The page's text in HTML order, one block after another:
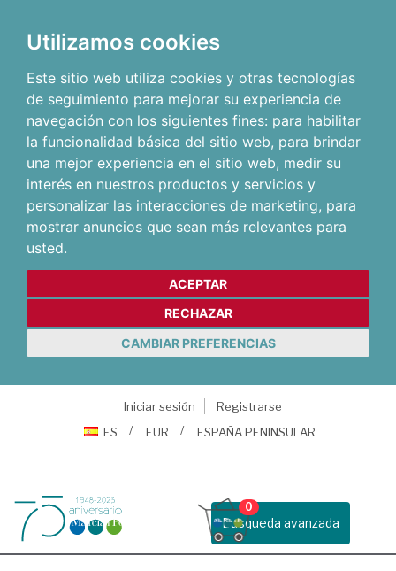
Utilizamos cookies
Este sitio web utiliza cookies y otras tecnologías
de seguimiento para mejorar su experiencia de
navegación con los siguientes fines: para habilitar
la funcionalidad básica del sitio web, para brindar
una mejor experiencia en el sitio web, medir su
interés en nuestros productos y servicios y
personalizar las interacciones de marketing, para
mostrar anuncios que sean más relevantes para
usted.
ACEPTAR
RECHAZAR
CAMBIAR PREFERENCIAS
Iniciar sesión
Registrarse
ES
EUR ESPAÑA PENINSULAR
Busqueda avanzada
0